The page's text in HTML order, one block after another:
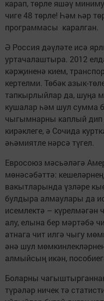
карап, төрле яшәү
чиге 48 төрле! Һәм һәр
программасы каралган.
Ә Россия дәүләте исә
уртачалаштыра. 2012
кәрҗиненә кием,
кертелми. Төбәк азык-
тапкырлыйлар да, шуңа
кушалар һәм шул сумма
чыгымнарны каплый
кирәклеге, ә Сочида
әһәмиятле нәрсә түгел.
Евросоюз мәсьәләгә
мөнәсәбәттә:
вакытларында үзләре
булдыра алмаулары да
исемлектә – күрелмәгән
алу, елына бер мәртәбә
атнага чит илгә чыгу
әнә шул
алмыйсың икән,
Боларны
түрәләр ничек тә